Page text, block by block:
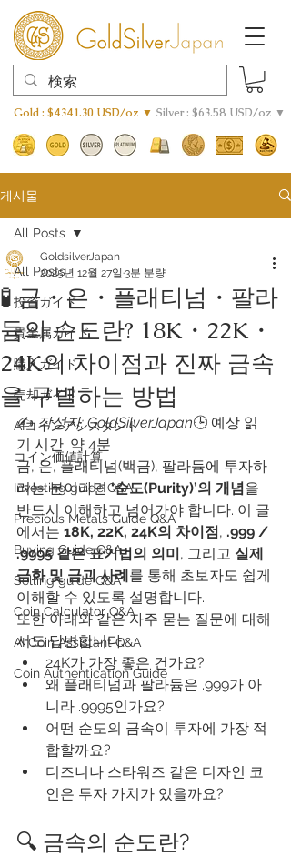
Gold : $4341.30 USD/oz ▼ Silver : $63.58 USD/oz ▼
게시물
All Posts
投資ガイド
貴金属ガイド
購入ガイド
売却ガイド
AIコインアシスタント
​コイン価値計算
Investing guide Q&A
Precious Metals Guide Q&A
Buying Guide Q&A
Selling guide Q&A
Coin Calculator Q&A
AI Coin Assistant Q&A
Coin Authentication Guide
All Posts
🧪 금・은・플래티넘・팔라
듐의 순도란? 18K・22K・
24K의 차이점과 진짜 금속
을 구별하는 방법
GoldsilverJapan
2025년 12월 27일 3분 분량
✍️ 작성자: GoldSilverJapan🕒 예상 읽
기 시간: 약 4분
금, 은, 플래티넘(백금), 팔라듐에 투자하
려는 분이라면 ‘순도(Purity)’의 개념을
반드시 이해하고 넘어가야 합니다. 이 글
에서는 18K, 22K, 24K의 차이점, .999 /
.9995 같은 표기법의 의미, 그리고 실제
금화 및 금괴 사례를 통해 초보자도 쉽게
이해할 수 있도록 설명합니다.
또한 아래와 같은 자주 묻는 질문에 대해
서도 답변합니다:
24K가 가장 좋은 건가요?
왜 플래티넘과 팔라듐은 .999가 아
니라 .9995인가요?
어떤 순도의 금속이 투자에 가장 적
합할까요?
디즈니나 스타워즈 같은 디자인 코
인은 투자 가치가 있을까요?
🔍 금속의 순도란?